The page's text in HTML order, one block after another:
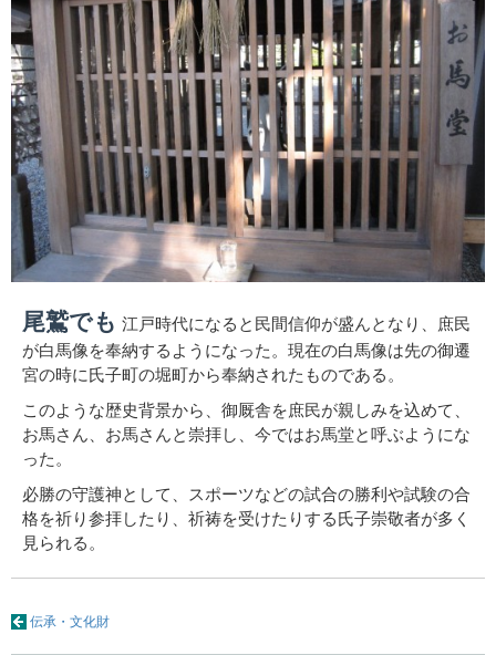
尾鷲でも 江戸時代になると民間信仰が盛んとなり、庶民
が白馬像を奉納するようになった。現在の白馬像は先の御遷
宮の時に氏子町の堀町から奉納されたものである。
このような歴史背景から、御厩舎を庶民が親しみを込めて、
お馬さん、お馬さんと崇拝し、今ではお馬堂と呼ぶようにな
った。
必勝の守護神として、スポーツなどの試合の勝利や試験の合
格を祈り参拝したり、祈祷を受けたりする氏子崇敬者が多く
見られる。
伝承・文化財